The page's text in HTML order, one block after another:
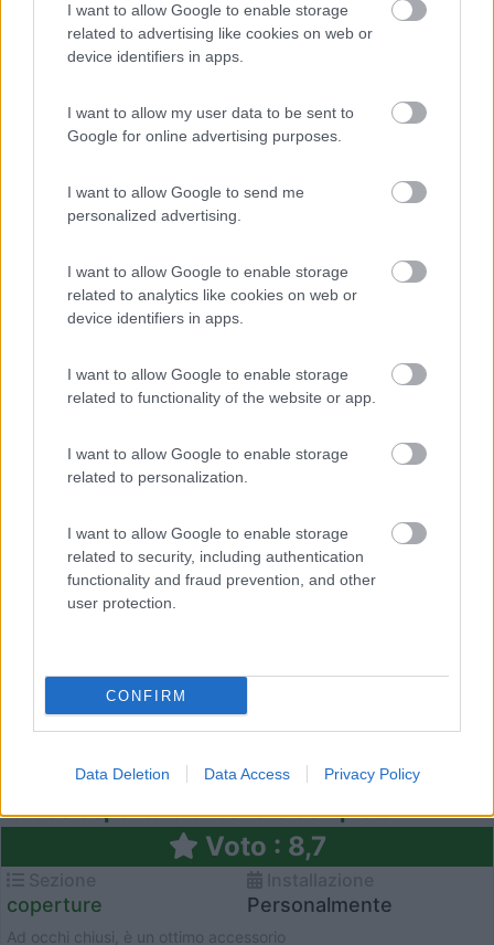
I want to allow Google to enable storage
related to advertising like cookies on web or
device identifiers in apps.
I want to allow my user data to be sent to
Google for online advertising purposes.
I want to allow Google to send me
personalized advertising.
I want to allow Google to enable storage
related to analytics like cookies on web or
device identifiers in apps.
I want to allow Google to enable storage
related to functionality of the website or app.
I want to allow Google to enable storage
related to personalization.
I want to allow Google to enable storage
related to security, including authentication
functionality and fraud prevention, and other
user protection.
CONFIRM
Data Deletion Data Access Privacy Policy
Larcos Overcoat Ducato X250
Voto : 8,5
Sezione
coperture
Installazione
larcos copertura anteriore completa
Voto : 8,7
coperture Personalmente
Ad occhi chiusi, è un ottimo accessorio